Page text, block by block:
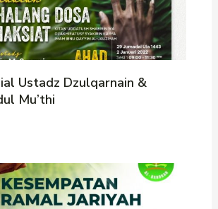
Ustadz Dzulqarnain &
Mu’thi